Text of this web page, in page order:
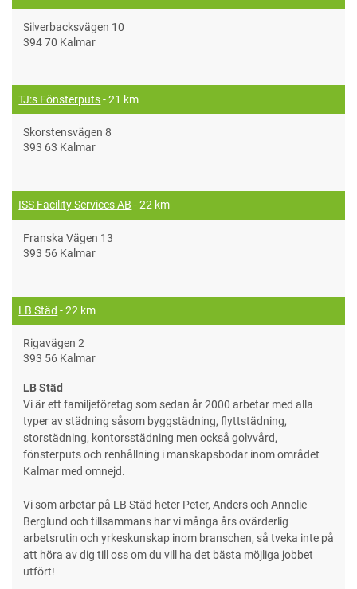
Silverbacksvägen 10
394 70 Kalmar
TJ:s Fönsterputs- 21 km
Skorstensvägen 8
393 63 Kalmar
ISS Facility Services AB - 22 km
Franska Vägen 13
393 56 Kalmar
LB Städ - 22 km
Rigavägen 2
393 56 Kalmar
LB Städ
Vi är ett familjeföretag som sedan år 2000 arbetar med alla
typer av städning såsom byggstädning, flyttstädning,
storstädning, kontorsstädning men också golvvård,
fönsterputs och renhållning i manskapsbodar inom området
Kalmar med omnejd.
Vi som arbetar på LB Städ heter Peter, Anders och Annelie
Berglund och tillsammans har vi många års ovärderlig
arbetsrutin och yrkeskunskap inom branschen, så tveka inte på
att höra av dig till oss om du vill ha det bästa möjliga jobbet
utfört!